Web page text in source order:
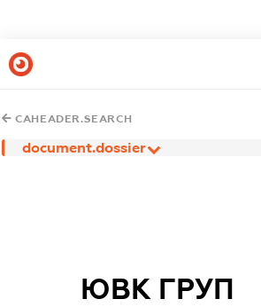
CAHEADER.SEARCH
document.dossier
ЮВК ГРУП